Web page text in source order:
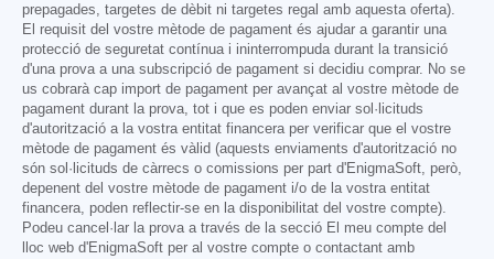
prepagades, targetes de dèbit ni targetes regal amb aquesta oferta).
El requisit del vostre mètode de pagament és ajudar a garantir una
protecció de seguretat contínua i ininterrompuda durant la transició
d'una prova a una subscripció de pagament si decidiu comprar. No se
us cobrarà cap import de pagament per avançat al vostre mètode de
pagament durant la prova, tot i que es poden enviar sol·licituds
d'autorització a la vostra entitat financera per verificar que el vostre
mètode de pagament és vàlid (aquests enviaments d'autorització no
són sol·licituds de càrrecs o comissions per part d'EnigmaSoft, però,
depenent del vostre mètode de pagament i/o de la vostra entitat
financera, poden reflectir-se en la disponibilitat del vostre compte).
Podeu cancel·lar la prova a través de la secció El meu compte del
lloc web d'EnigmaSoft per al vostre compte o contactant amb